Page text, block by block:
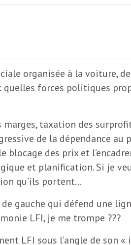
organisée à la voiture,
quelles forces politiques
marges, taxation des
de la dépendance au
des prix et
et planification. Si je
qu’ils portent…
gauche qui défend une
LFI, je me trompe ???
LFI sous l’angle de son